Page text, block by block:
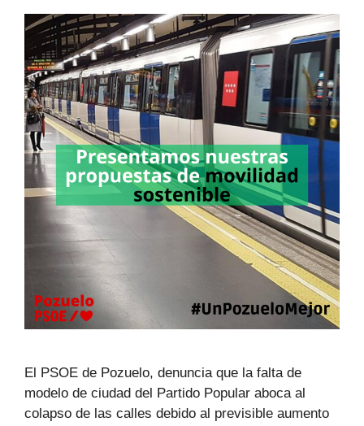
El PSOE de Pozuelo, denuncia que la falta de
modelo de ciudad del Partido Popular aboca al
colapso de las calles debido al previsible aumento